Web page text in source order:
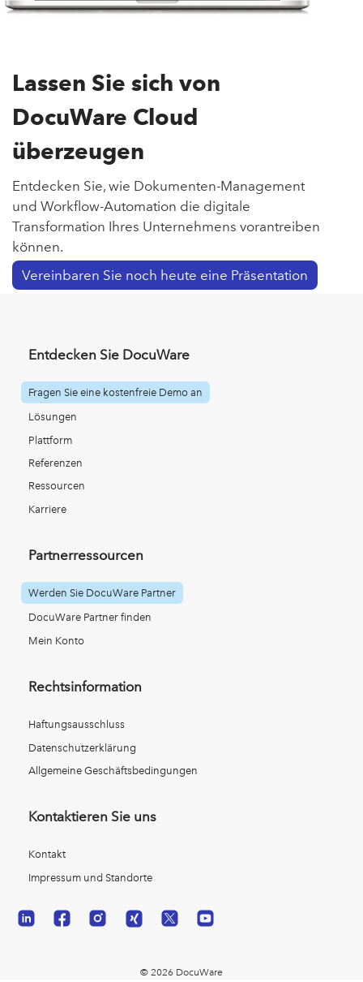
Lassen Sie sich von
DocuWare Cloud
überzeugen
Entdecken Sie, wie Dokumenten-Management
und Workflow-Automation die digitale
Transformation Ihres Unternehmens vorantreiben
können.
Vereinbaren Sie noch heute eine Präsentation
Entdecken Sie DocuWare
Fragen Sie eine kostenfreie Demo an
Lösungen
Plattform
Referenzen
Ressourcen
Karriere
Partnerressourcen
Werden Sie DocuWare Partner
DocuWare Partner finden
Mein Konto
Rechtsinformation
Haftungsausschluss
Datenschutzerklärung
Allgemeine Geschäftsbedingungen
Kontaktieren Sie uns
Kontakt
Impressum und Standorte
© 2026 DocuWare